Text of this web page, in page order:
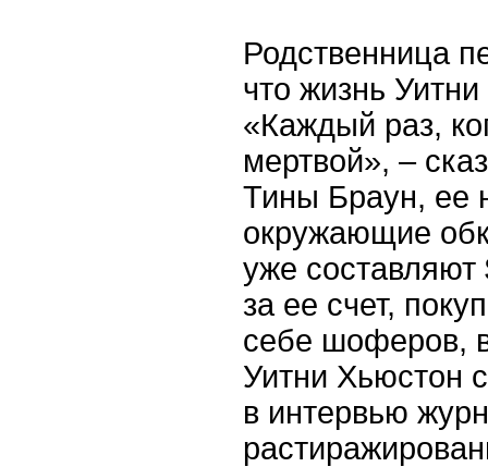
Родственница
что жизнь
«Каждый раз,
мертвой», –
Тины Браун, ее
окружающие
уже составляют
за ее счет,
себе шоферов,
Уитни Хьюстон
в интервью